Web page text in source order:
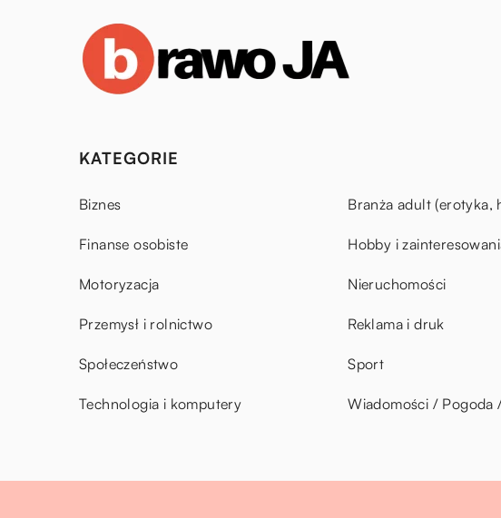
KATEGORIE
Biznes Branża adult (erotyka,
Finanse osobiste Hobby i
Motoryzacja Nieruchomości
Przemysł i rolnictwo Reklama i druk
Społeczeństwo Sport
Technologia i komputery Wiadomości / Pogoda